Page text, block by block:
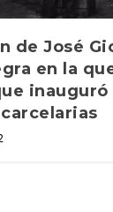
de José
en la